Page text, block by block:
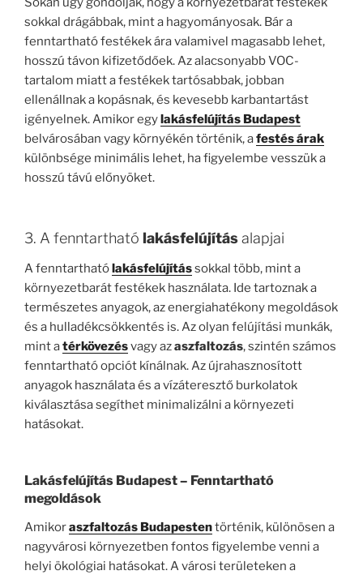
sokkal drágábbak, mint a hagyományosak. Bár a
fenntartható festékek ára valamivel magasabb lehet,
hosszú távon kifizetődőek. Az alacsonyabb VOC-
tartalom miatt a festékek tartósabbak, jobban
ellenállnak a kopásnak, és kevesebb karbantartást
igényelnek. Amikor egy lakásfelújítás Budapest
belvárosában vagy környékén történik, afestés árak
különbsége minimális lehet, ha figyelembe vesszük a
hosszú távú előnyöket.
3. A fenntartható lakásfelújításalapjai
A fenntartható lakásfelújítássokkal több, mint a
környezetbarát festékek használata. Ide tartoznak a
természetes anyagok, az energiahatékony megoldások
és a hulladékcsökkentés is. Az olyan felújítási munkák,
mint atérkövezésvagy azaszfaltozás, szintén számos
fenntartható opciót kínálnak. Az újrahasznosított
anyagok használata és a vízáteresztő burkolatok
kiválasztása segíthet minimalizálni a környezeti
hatásokat.
Lakásfelújítás Budapest– Fenntartható
megoldások
Amikoraszfaltozás Budapestentörténik, különösen a
nagyvárosi környezetben fontos figyelembe venni a
helyi ökológiai hatásokat. A városi területeken a